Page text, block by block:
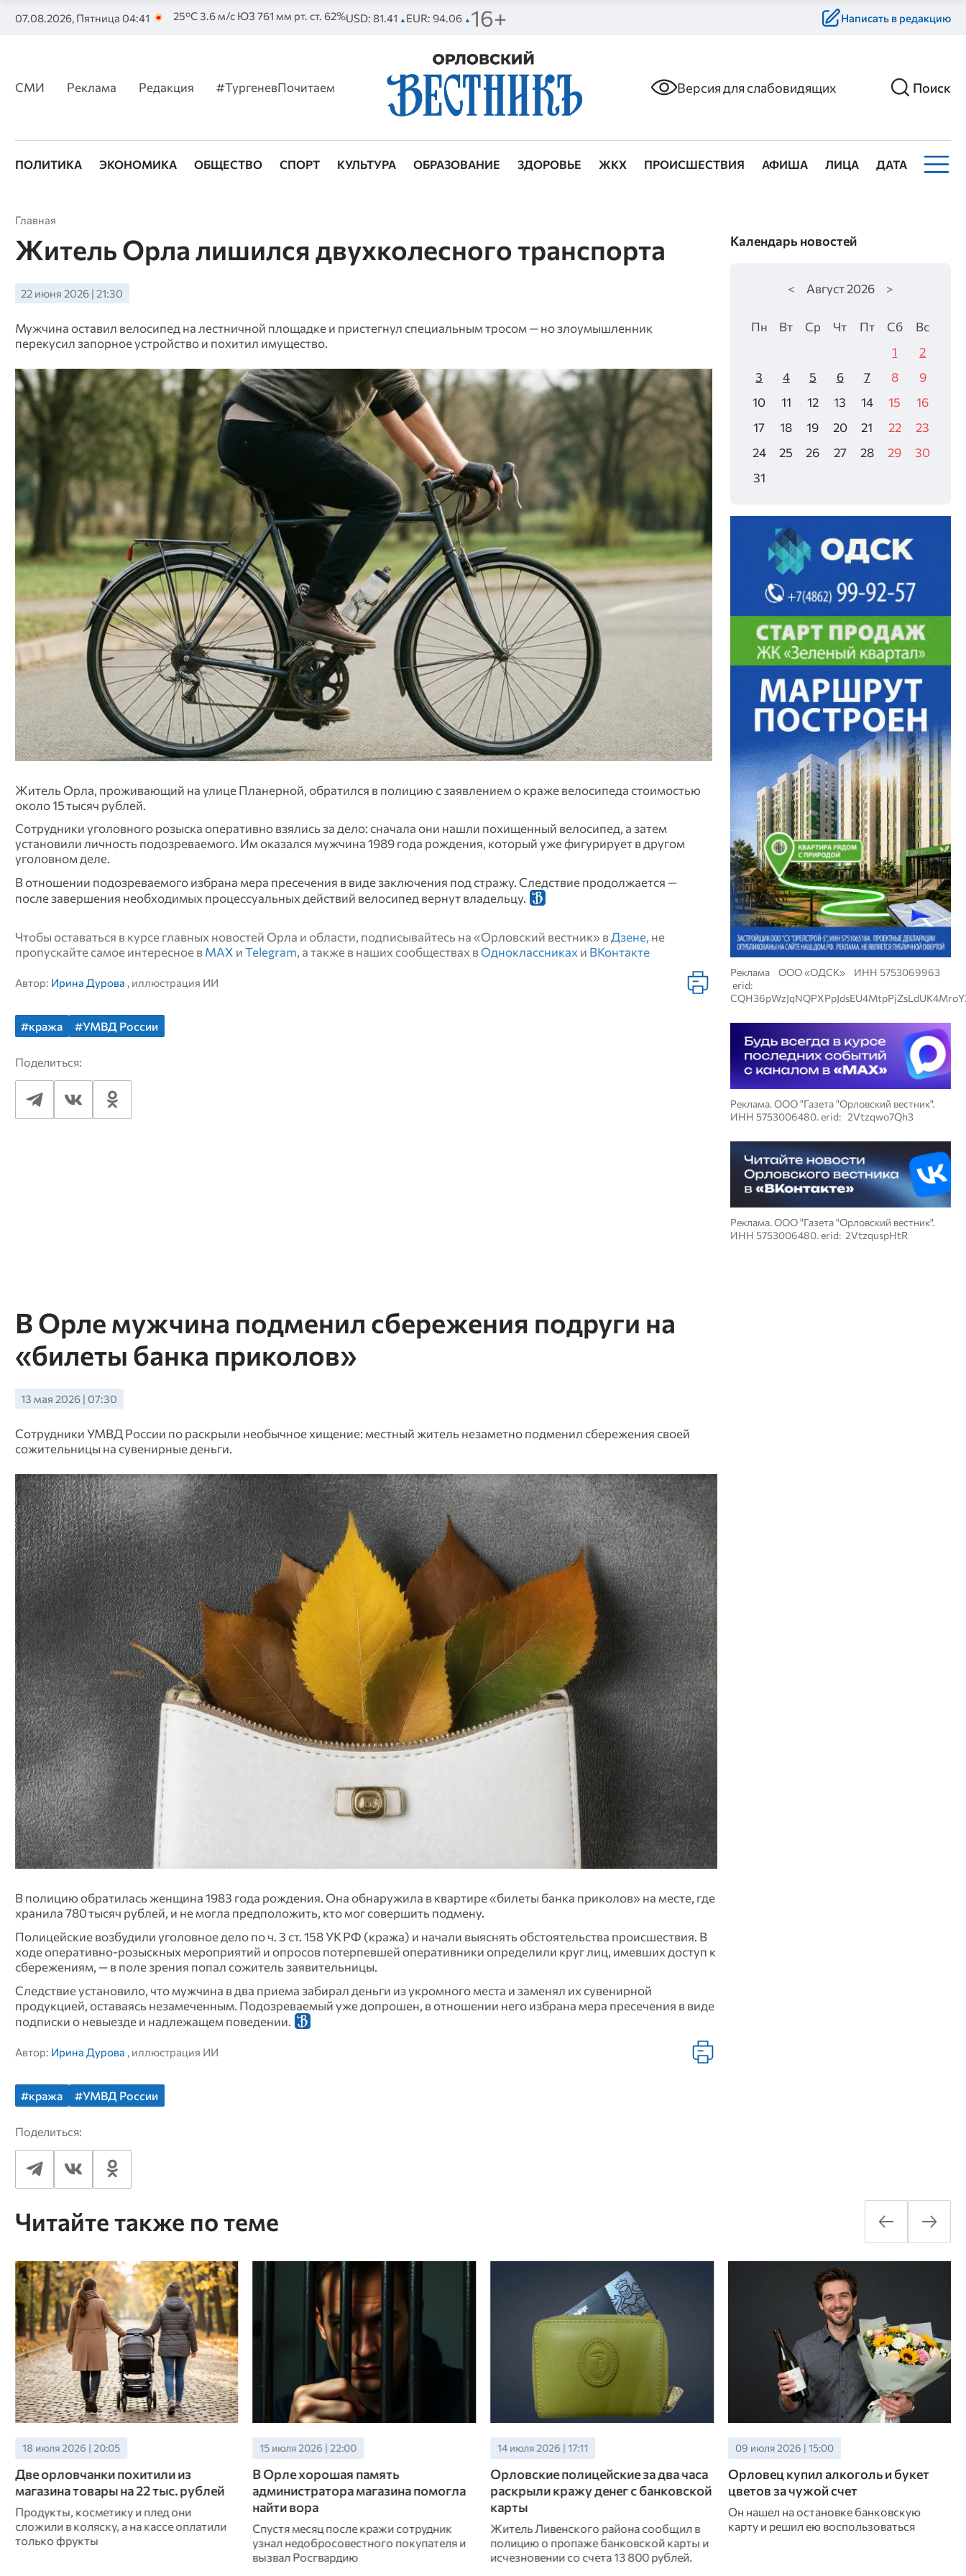
07.08.2026, Пятница 04:41 25°C 3.6 м/с ЮЗ 761 мм рт. ст. 62%USD: 81.41 ▲ EUR: 94.06 ▲ 16+ Написать в редакцию
СМИ Реклама Редакция #ТургеневПочитаем Версия для слабовидящих Поиск
ПОЛИТИКА ЭКОНОМИКА ОБЩЕСТВО СПОРТ КУЛЬТУРА ОБРАЗОВАНИЕ ЗДОРОВЬЕ ЖКХ ПРОИСШЕСТВИЯ АФИША ЛИЦА ДАТА
Главная
Житель Орла лишился двухколесного транспорта
22 июня 2026 | 21:30
Мужчина оставил велосипед на лестничной площадке и пристегнул специальным тросом — но злоумышленник
перекусил запорное устройство и похитил имущество.
Житель Орла, проживающий на улице Планерной, обратился в полицию с заявлением о краже велосипеда стоимостью
около 15 тысяч рублей.
Сотрудники уголовного розыска оперативно взялись за дело: сначала они нашли похищенный велосипед, а затем
установили личность подозреваемого. Им оказался мужчина 1989 года рождения, который уже фигурирует в другом
уголовном деле.
В отношении подозреваемого избрана мера пресечения в виде заключения под стражу. Следствие продолжается —
после завершения необходимых процессуальных действий велосипед вернут владельцу.
Чтобы оставаться в курсе главных новостей Орла и области, подписывайтесь на «Орловский вестник» вДзене, не
пропускайте самое интересное в MAX и Telegram, а также в наших сообществах в Одноклассниках и ВКонтакте
Автор: Ирина Дурова , иллюстрация ИИ
#кража #УМВД России
Поделиться:
Календарь новостей
< Август2026 >
Пн Вт Ср Чт Пт Сб
Вс
1
2
3
4 5 6 7 8
9
10
11 12 13 14 15
16
17
18 19 20 21 22
23
24
25 26 27 28 29
30
31
Реклама ООО «ОДСК» ИНН 5753069963
erid:
Реклама. ООО "Газета "Орловский вестник".
ИНН 5753006480. erid: 2Vtzqwo7Qh3
Реклама. ООО "Газета "Орловский вестник".
ИНН 5753006480. erid: 2VtzquspHtR
В Орле мужчина подменил сбережения подруги на
«билеты банка приколов»
13 мая 2026 | 07:30
Сотрудники УМВД России по раскрыли необычное хищение: местный житель незаметно подменил сбережения своей
сожительницы на сувенирные деньги.
В полицию обратилась женщина 1983 года рождения. Она обнаружила в квартире «билеты банка приколов» на месте, где
хранила 780 тысяч рублей, и не могла предположить, кто мог совершить подмену.
Полицейские возбудили уголовное дело по ч. 3 ст. 158 УК РФ (кража) и начали выяснять обстоятельства происшествия. В
ходе оперативно‑розыскных мероприятий и опросов потерпевшей оперативники определили круг лиц, имевших доступ к
сбережениям, — в поле зрения попал сожитель заявительницы.
Следствие установило, что мужчина в два приема забирал деньги из укромного места и заменял их сувенирной
продукцией, оставаясь незамеченным. Подозреваемый уже допрошен, в отношении него избрана мера пресечения в виде
подписки о невыезде и надлежащем поведении.
Автор: Ирина Дурова , иллюстрация ИИ
#кража #УМВД России
Поделиться:
Читайте также по теме
15 июля 2026 | 22:00
В Орле хорошая память
администратора магазина помогла
найти вора
Спустя месяц после кражи сотрудник
узнал недобросовестного покупателя и
14 июля 2026 | 17:11
Орловские полицейские за два часа
раскрыли кражу денег с банковской
карты
Житель Ливенского района сообщил в
полицию о пропаже банковской карты и
исчезновении со счета 13 800 рублей.
09 июля 2026 | 15:00
Орловец купил алкоголь и букет
цветов за чужой счет
Он нашел на остановке банковскую
карту и решил ею воспользоваться
03 июля 2026 | 18:00
Житель Должанского района
осужден за кражу денег с чужой
банковской карты
Ранее он уже был судим